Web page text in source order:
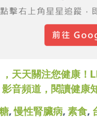
，天天關注您健康
音頻道，閱讀健康
,慢性腎臟病, 素食,